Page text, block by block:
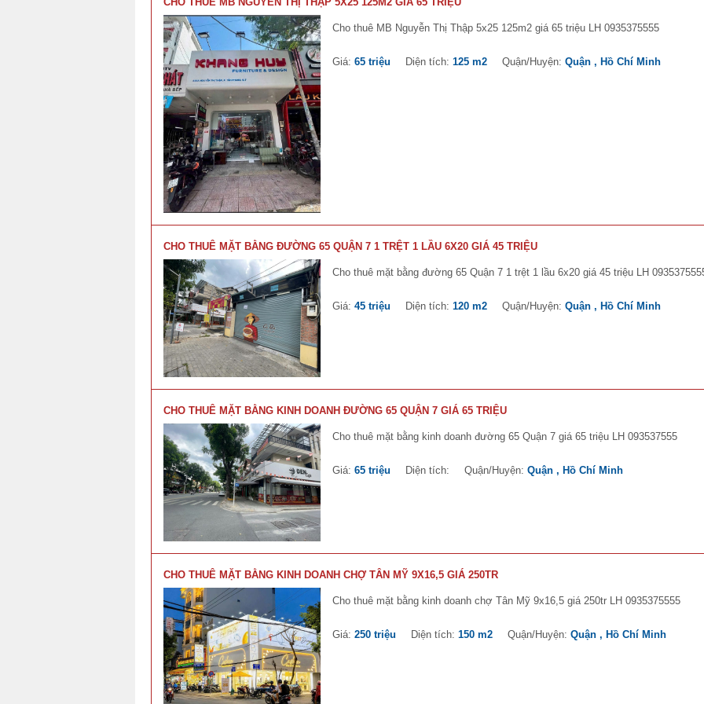
Cho thuê MB Nguyễn Thị Thập 5x25 125m2 giá 65 triệu LH 0935375555
Giá: 65 triệu Diện tích: 125 m2 Quận/Huyện: Quận , Hồ Chí Minh
CHO THUÊ MẶT BẰNG ĐƯỜNG 65 QUẬN 7 1 TRỆT 1 LẦU 6X20 GIÁ 45 TRIỆU
Cho thuê mặt bằng đường 65 Quận 7 1 trệt 1 lầu 6x20 giá 45 triệu LH
Giá: 45 triệu Diện tích: 120 m2 Quận/Huyện: Quận , Hồ Chí Minh
CHO THUÊ MẶT BẰNG KINH DOANH ĐƯỜNG 65 QUẬN 7 GIÁ 65 TRIỆU
Cho thuê mặt bằng kinh doanh đường 65 Quận 7 giá 65 triệu LH 093537555
Giá: 65 triệu Diện tích: Quận/Huyện: Quận , Hồ Chí Minh
CHO THUÊ MẶT BẰNG KINH DOANH CHỢ TÂN MỸ 9X16,5 GIÁ 250TR
Cho thuê mặt bằng kinh doanh chợ Tân Mỹ 9x16,5 giá 250tr LH 0935375555
Giá: 250 triệu Diện tích: 150 m2 Quận/Huyện: Quận , Hồ Chí Minh